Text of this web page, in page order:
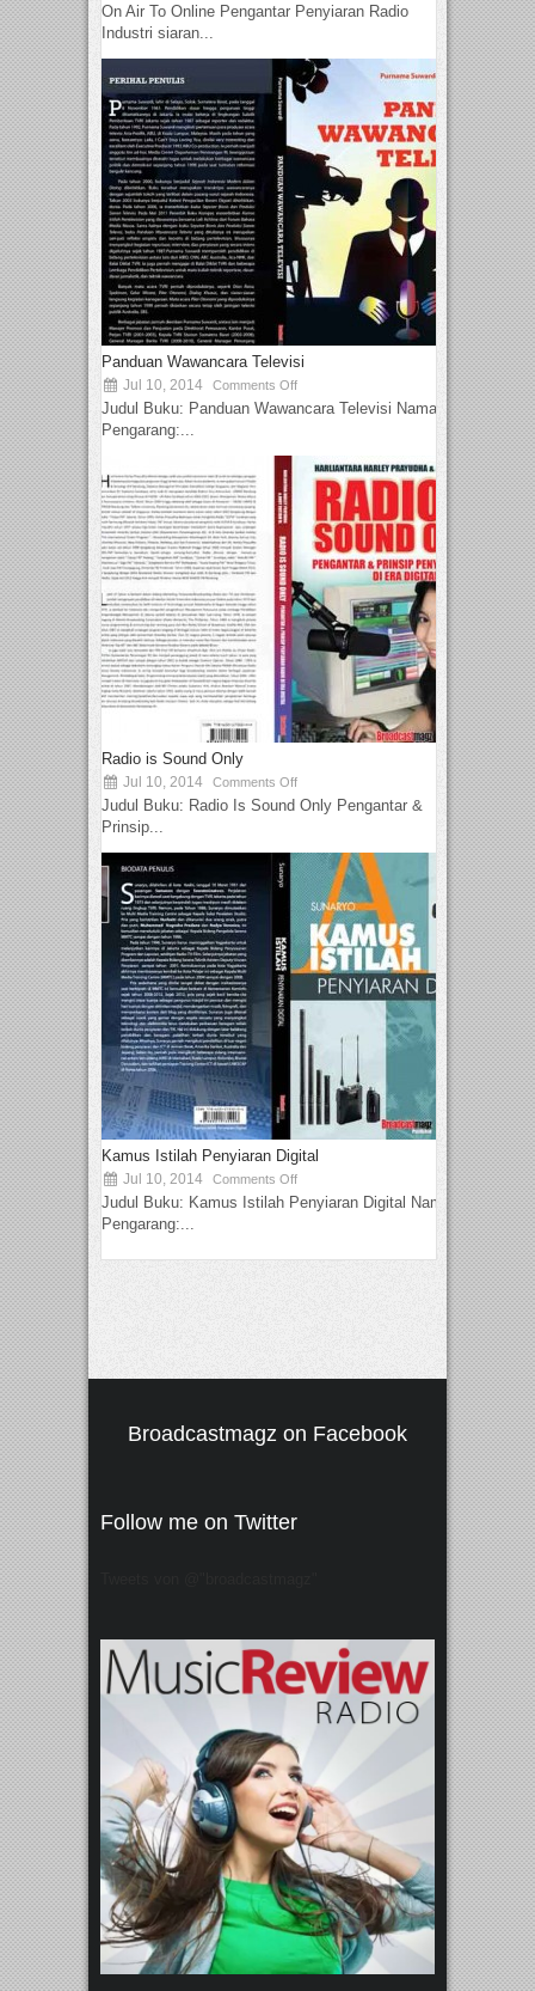
On Air To Online Pengantar Penyiaran Radio
Industri siaran...
Panduan Wawancara Televisi
Jul 10, 2014 Comments Off
Judul Buku: Panduan Wawancara Televisi Nama
Pengarang:...
Radio is Sound Only
Jul 10, 2014 Comments Off
Judul Buku: Radio Is Sound Only Pengantar &
Prinsip...
Kamus Istilah Penyiaran Digital
Jul 10, 2014 Comments Off
Judul Buku: Kamus Istilah Penyiaran Digital Nama
Pengarang:...
Broadcastmagz on Facebook
Follow me on Twitter